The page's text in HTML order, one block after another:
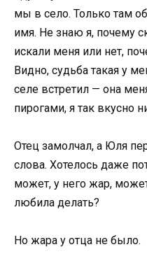
мы в село. Только там
имя. Не знаю я, почему
искали меня или нет,
Видно, судьба такая у
селе встретил — она
пирогами, я так вкусно
Отец замолчал, а Юля
слова. Хотелось даже
может, у него жар,
любила делать?
Но жара у отца не было.